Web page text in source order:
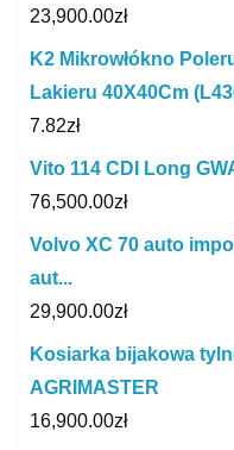
23,900.00zł
K2 Mikrowłókno
Lakieru 40X40Cm
7.82zł
Vito 114 CDI Long
76,500.00zł
Volvo XC 70 auto
aut...
29,900.00zł
Kosiarka bijakowa
AGRIMASTER
16,900.00zł